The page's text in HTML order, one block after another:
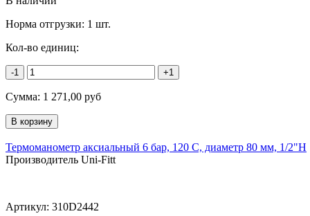
Норма отгрузки: 1 шт.
Кол-во единиц:
-1 +1
Сумма: 1 271,00 руб
Термоманометр аксиальный 6 бар, 120 C, диаметр 80 мм, 1/2"Н
Производитель Uni-Fitt
Артикул: 310D2442